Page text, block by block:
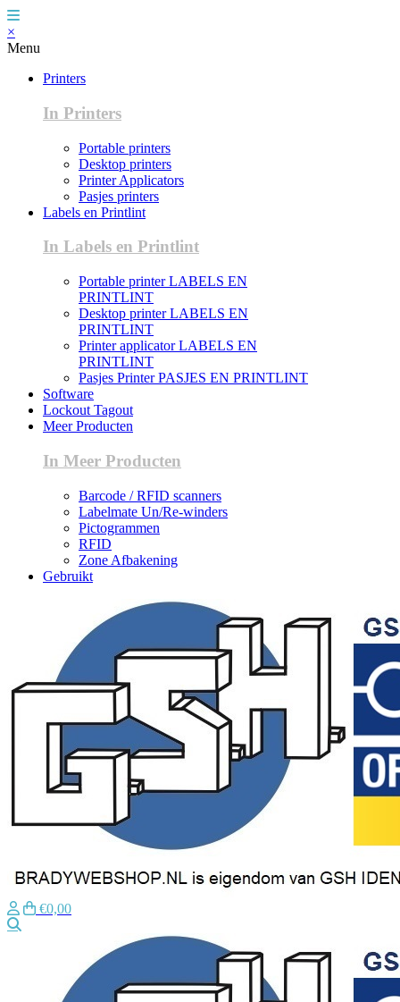
×
Menu
Printers
In Printers
Portable printers
Desktop printers
Printer Applicators
Pasjes printers
Labels en Printlint
In Labels en Printlint
Portable printer LABELS EN
PRINTLINT
Desktop printer LABELS EN
PRINTLINT
Printer applicator LABELS EN
PRINTLINT
Pasjes Printer PASJES EN PRINTLINT
Software
Lockout Tagout
Meer Producten
In Meer Producten
Barcode / RFID scanners
Labelmate Un/Re-winders
Pictogrammen
RFID
Zone Afbakening
Gebruikt
€0,00